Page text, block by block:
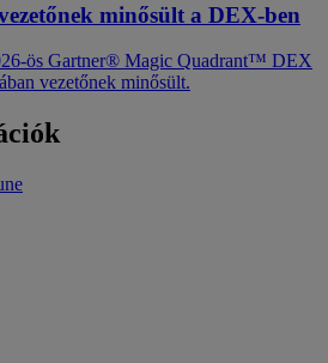
minősült a DEX-ben
ös Gartner® Magic Quadrant™ DEX
vezetőnek minősült.